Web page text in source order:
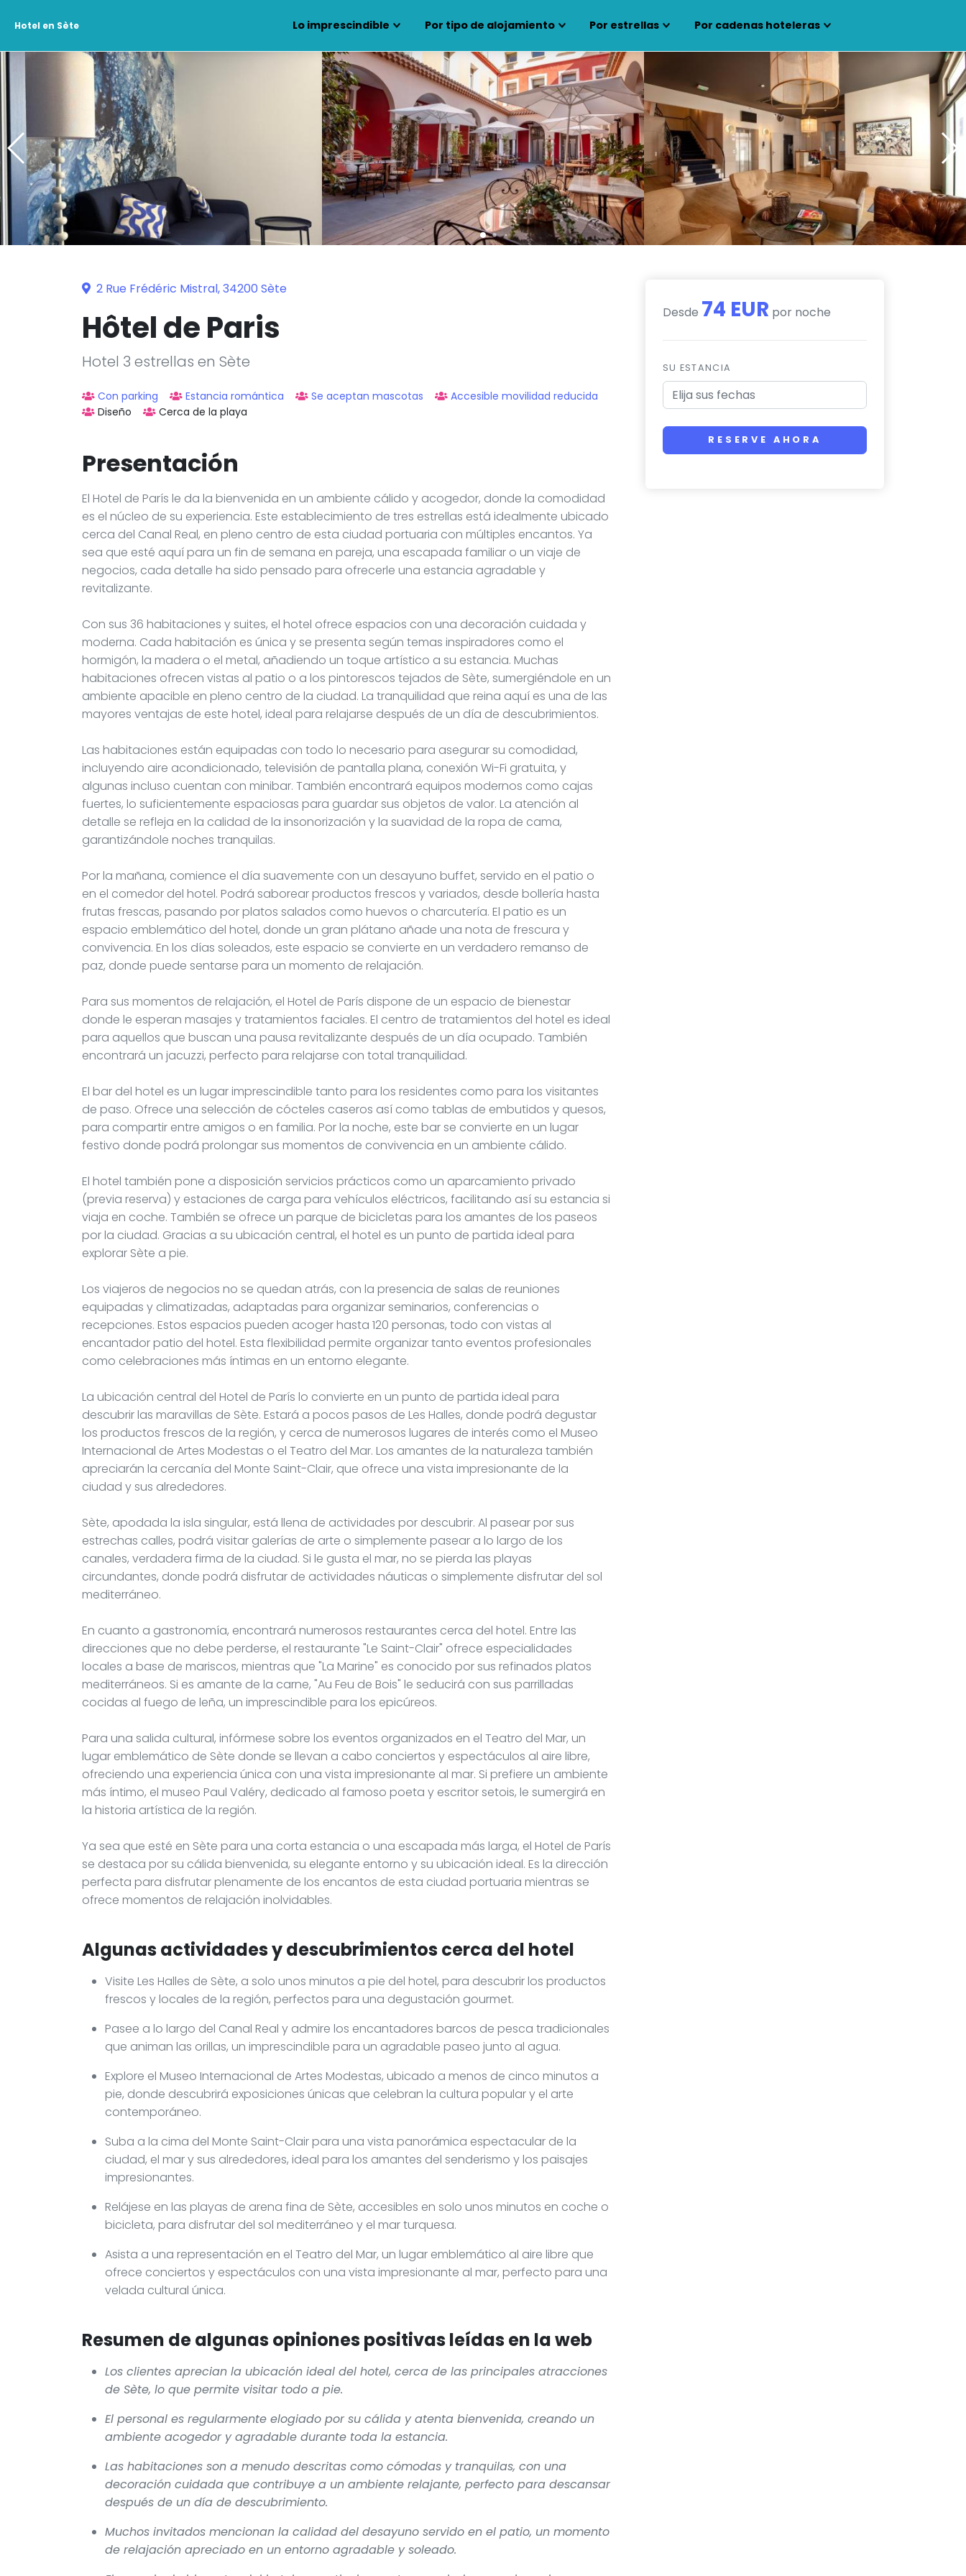
Hotel en Sète Lo imprescindible Por tipo de alojamiento Por estrellas Por cadenas hoteleras
2 Rue Frédéric Mistral, 34200 Sète
Hôtel de Paris
Hotel 3 estrellas en Sète
Con parking Estancia romántica Se aceptan mascotas
Accesible movilidad reducida
Diseño
Cerca de la playa
Presentación
El Hotel de París le da la bienvenida en un ambiente cálido y acogedor, donde la comodidad
es el núcleo de su experiencia. Este establecimiento de tres estrellas está idealmente ubicado
cerca del Canal Real, en pleno centro de esta ciudad portuaria con múltiples encantos. Ya
sea que esté aquí para un fin de semana en pareja, una escapada familiar o un viaje de
negocios, cada detalle ha sido pensado para ofrecerle una estancia agradable y
revitalizante.
Con sus 36 habitaciones y suites, el hotel ofrece espacios con una decoración cuidada y
moderna. Cada habitación es única y se presenta según temas inspiradores como el
hormigón, la madera o el metal, añadiendo un toque artístico a su estancia. Muchas
habitaciones ofrecen vistas al patio o a los pintorescos tejados de Sète, sumergiéndole en un
ambiente apacible en pleno centro de la ciudad. La tranquilidad que reina aquí es una de las
mayores ventajas de este hotel, ideal para relajarse después de un día de descubrimientos.
Las habitaciones están equipadas con todo lo necesario para asegurar su comodidad,
incluyendo aire acondicionado, televisión de pantalla plana, conexión Wi-Fi gratuita, y
algunas incluso cuentan con minibar. También encontrará equipos modernos como cajas
fuertes, lo suficientemente espaciosas para guardar sus objetos de valor. La atención al
detalle se refleja en la calidad de la insonorización y la suavidad de la ropa de cama,
garantizándole noches tranquilas.
Por la mañana, comience el día suavemente con un desayuno buffet, servido en el patio o
en el comedor del hotel. Podrá saborear productos frescos y variados, desde bollería hasta
frutas frescas, pasando por platos salados como huevos o charcutería. El patio es un
espacio emblemático del hotel, donde un gran plátano añade una nota de frescura y
convivencia. En los días soleados, este espacio se convierte en un verdadero remanso de
paz, donde puede sentarse para un momento de relajación.
Para sus momentos de relajación, el Hotel de París dispone de un espacio de bienestar
donde le esperan masajes y tratamientos faciales. El centro de tratamientos del hotel es ideal
para aquellos que buscan una pausa revitalizante después de un día ocupado. También
encontrará un jacuzzi, perfecto para relajarse con total tranquilidad.
El bar del hotel es un lugar imprescindible tanto para los residentes como para los visitantes
de paso. Ofrece una selección de cócteles caseros así como tablas de embutidos y quesos,
para compartir entre amigos o en familia. Por la noche, este bar se convierte en un lugar
festivo donde podrá prolongar sus momentos de convivencia en un ambiente cálido.
El hotel también pone a disposición servicios prácticos como un aparcamiento privado
(previa reserva) y estaciones de carga para vehículos eléctricos, facilitando así su estancia si
viaja en coche. También se ofrece un parque de bicicletas para los amantes de los paseos
por la ciudad. Gracias a su ubicación central, el hotel es un punto de partida ideal para
explorar Sète a pie.
Los viajeros de negocios no se quedan atrás, con la presencia de salas de reuniones
equipadas y climatizadas, adaptadas para organizar seminarios, conferencias o
recepciones. Estos espacios pueden acoger hasta 120 personas, todo con vistas al
encantador patio del hotel. Esta flexibilidad permite organizar tanto eventos profesionales
como celebraciones más íntimas en un entorno elegante.
La ubicación central del Hotel de París lo convierte en un punto de partida ideal para
descubrir las maravillas de Sète. Estará a pocos pasos de Les Halles, donde podrá degustar
los productos frescos de la región, y cerca de numerosos lugares de interés como el Museo
Internacional de Artes Modestas o el Teatro del Mar. Los amantes de la naturaleza también
apreciarán la cercanía del Monte Saint-Clair, que ofrece una vista impresionante de la
ciudad y sus alrededores.
Sète, apodada la isla singular, está llena de actividades por descubrir. Al pasear por sus
estrechas calles, podrá visitar galerías de arte o simplemente pasear a lo largo de los
canales, verdadera firma de la ciudad. Si le gusta el mar, no se pierda las playas
circundantes, donde podrá disfrutar de actividades náuticas o simplemente disfrutar del sol
mediterráneo.
En cuanto a gastronomía, encontrará numerosos restaurantes cerca del hotel. Entre las
direcciones que no debe perderse, el restaurante "Le Saint-Clair" ofrece especialidades
locales a base de mariscos, mientras que "La Marine" es conocido por sus refinados platos
mediterráneos. Si es amante de la carne, "Au Feu de Bois" le seducirá con sus parrilladas
cocidas al fuego de leña, un imprescindible para los epicúreos.
Para una salida cultural, infórmese sobre los eventos organizados en el Teatro del Mar, un
lugar emblemático de Sète donde se llevan a cabo conciertos y espectáculos al aire libre,
ofreciendo una experiencia única con una vista impresionante al mar. Si prefiere un ambiente
más íntimo, el museo Paul Valéry, dedicado al famoso poeta y escritor setois, le sumergirá en
la historia artística de la región.
Ya sea que esté en Sète para una corta estancia o una escapada más larga, el Hotel de París
se destaca por su cálida bienvenida, su elegante entorno y su ubicación ideal. Es la dirección
perfecta para disfrutar plenamente de los encantos de esta ciudad portuaria mientras se
ofrece momentos de relajación inolvidables.
Algunas actividades y descubrimientos cerca del hotel
Visite Les Halles de Sète, a solo unos minutos a pie del hotel, para descubrir los productos
frescos y locales de la región, perfectos para una degustación gourmet.
Pasee a lo largo del Canal Real y admire los encantadores barcos de pesca tradicionales
que animan las orillas, un imprescindible para un agradable paseo junto al agua.
Explore el Museo Internacional de Artes Modestas, ubicado a menos de cinco minutos a
pie, donde descubrirá exposiciones únicas que celebran la cultura popular y el arte
contemporáneo.
Suba a la cima del Monte Saint-Clair para una vista panorámica espectacular de la
ciudad, el mar y sus alrededores, ideal para los amantes del senderismo y los paisajes
impresionantes.
Relájese en las playas de arena fina de Sète, accesibles en solo unos minutos en coche o
bicicleta, para disfrutar del sol mediterráneo y el mar turquesa.
Asista a una representación en el Teatro del Mar, un lugar emblemático al aire libre que
ofrece conciertos y espectáculos con una vista impresionante al mar, perfecto para una
velada cultural única.
Resumen de algunas opiniones positivas leídas en la web
Los clientes aprecian la ubicación ideal del hotel, cerca de las principales atracciones
de Sète, lo que permite visitar todo a pie.
El personal es regularmente elogiado por su cálida y atenta bienvenida, creando un
ambiente acogedor y agradable durante toda la estancia.
Las habitaciones son a menudo descritas como cómodas y tranquilas, con una
decoración cuidada que contribuye a un ambiente relajante, perfecto para descansar
después de un día de descubrimiento.
Muchos invitados mencionan la calidad del desayuno servido en el patio, un momento
de relajación apreciado en un entorno agradable y soleado.
Desde 74 EUR por noche
SU ESTANCIA
RESERVE AHORA